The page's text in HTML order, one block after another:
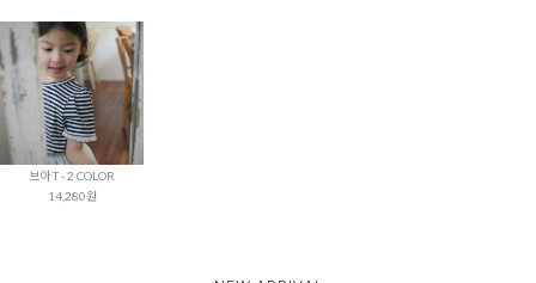
브아 T - 2 COLOR
14,280원